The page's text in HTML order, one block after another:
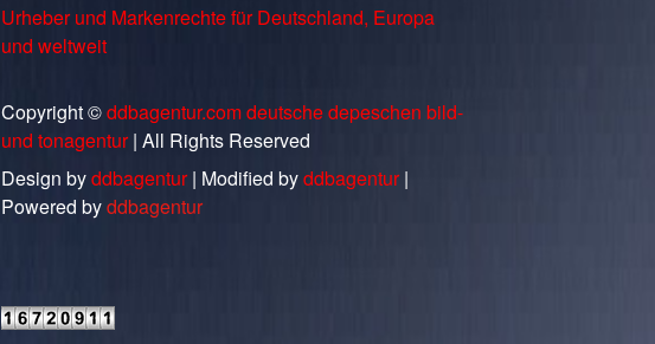
Urheber und Markenrechte für Deutschland, Europa
und weltweit
Copyright ©ddbagentur.com deutsche depeschen bild-
und tonagentur| All Rights Reserved
Design byddbagentur| Modified byddbagentur|
Powered byddbagentur